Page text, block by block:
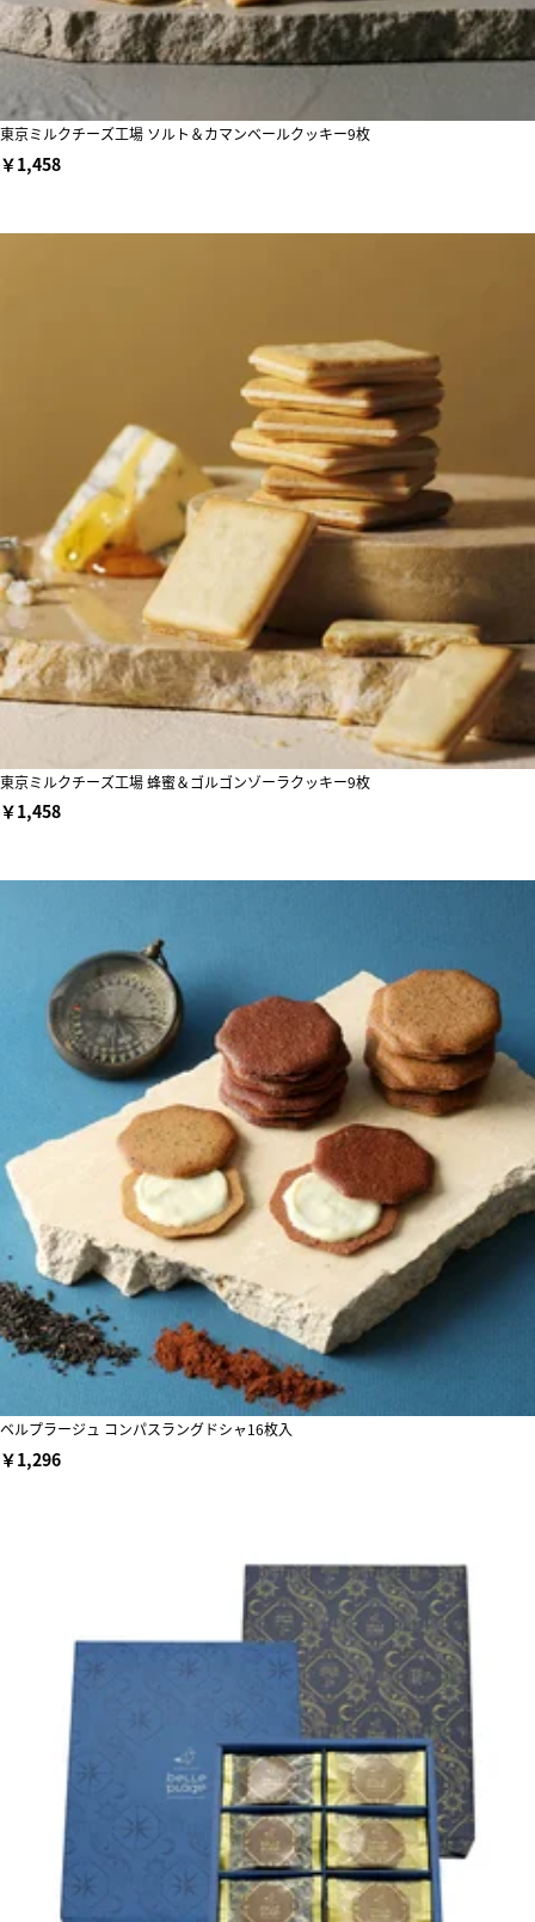
東京ミルクチーズ工場 ソルト＆カマンベールクッキー9枚
￥1,458
東京ミルクチーズ工場 蜂蜜＆ゴルゴンゾーラクッキー9枚
￥1,458
ベルプラージュ コンパスラングドシャ16枚入
￥1,296